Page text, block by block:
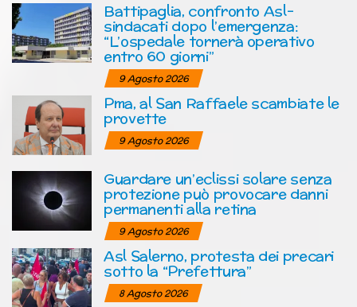
Battipaglia, confronto Asl-
sindacati dopo l’emergenza:
“L’ospedale tornerà operativo
entro 60 giorni”
9 Agosto 2026
Pma, al San Raffaele scambiate le
provette
9 Agosto 2026
Guardare un’eclissi solare senza
protezione può provocare danni
permanenti alla retina
9 Agosto 2026
Asl Salerno, protesta dei precari
sotto la “Prefettura”
8 Agosto 2026